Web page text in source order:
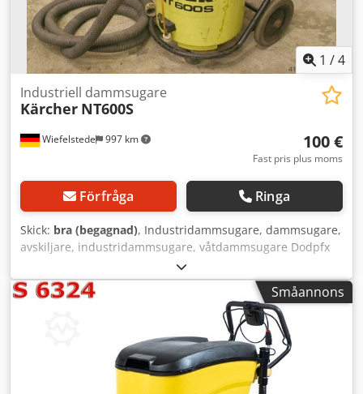
van den Boom
1 /4
Wiefelstede 997 km
Industriell dammsugare
Kärcher NT600S
100 €
Fast pris plus moms
Förfråga Ringa
Skick: bra (begagnad), Industridammsugare, dammsugare,
avskiljare, industridammsugare, våtdammsugare Dodpfx
Aljb Hd U Ujfewa -Anslutning: 220 Volt -Plastbehållare: för
uppsugning av vätskor -Effekt: Watt -Mått: 520/650/H930
mm -Vikt: 23 kg
Småannons